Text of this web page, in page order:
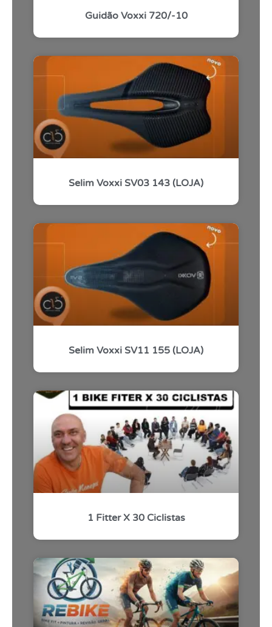
Guidão Voxxi 720/-10
Selim Voxxi SV03 143 (LOJA)
Selim Voxxi SV11 155 (LOJA)
1 Fitter X 30 Ciclistas